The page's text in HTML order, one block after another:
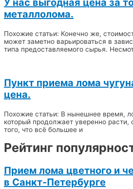
металлолома.
Похожие статьи: Конечно же,
может заметно варьироваться в
типа предоставляемого сырья.
Пункт приема лома
цена.
Похожие статьи: В нынешнее время,
который продолжает уверенно расти,
того, что всё большее и
Рейтинг
Прием лома цветного и
в Санкт-Петербурге